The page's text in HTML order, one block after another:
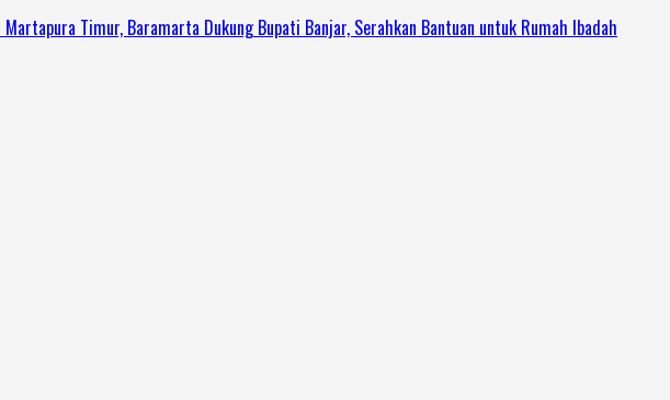
Timur, Baramarta Dukung Bupati Banjar, Serahkan Bantuan untuk Rumah Ibadah